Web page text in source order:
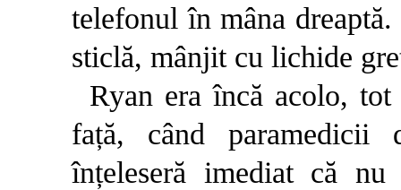
telefonul în mâna
sticlă, mânjit cu lichide
Ryan era încă acolo,
față, când paramedicii
înțeleseră imediat că